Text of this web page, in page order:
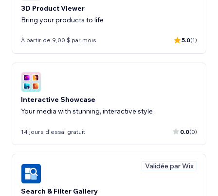
3D Product Viewer
Bring your products to life
À partir de 9,00 $ par mois 5.0(1)
Interactive Showcase
Your media with stunning, interactive style
14 jours d'essai gratuit 0.0(0)
Validée par Wix
Search & Filter Gallery